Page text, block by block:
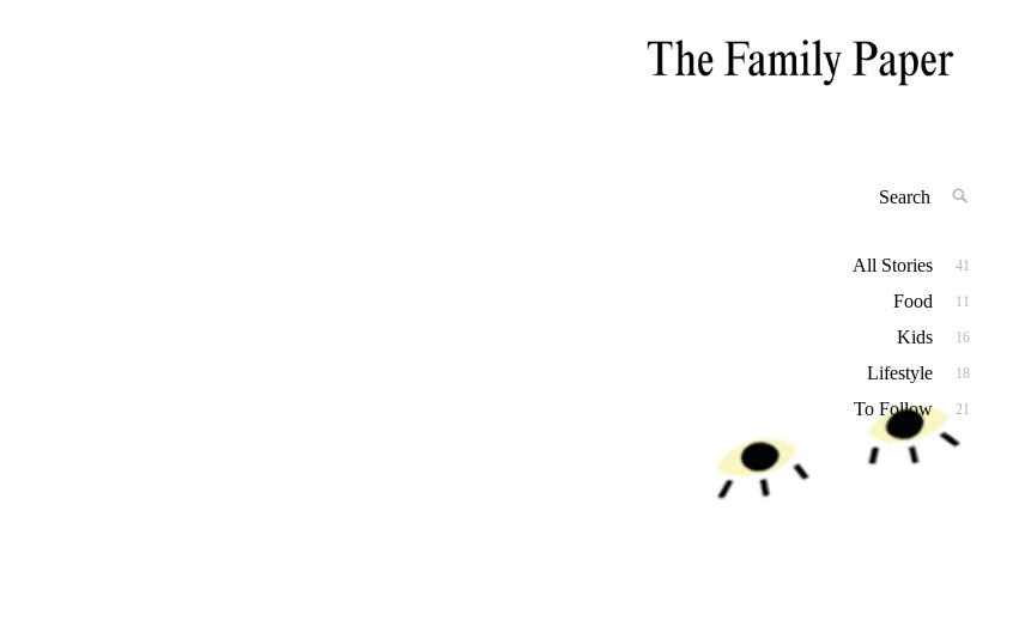
Inspiration for Modern Families
All Stories 41
Food 11
Kids 16
Lifestyle 18
To Follow 21